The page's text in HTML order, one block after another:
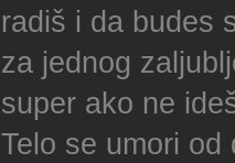
radiš i da budes
za jednog
super ako ne
Telo se umori